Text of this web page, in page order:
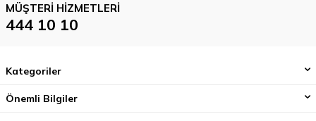
MÜŞTERI HIZMETLERI
444 10 10
Kategoriler
Önemli Bilgiler